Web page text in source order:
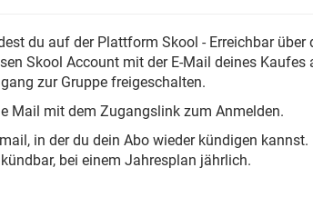
du auf der Plattform Skool - Erreichbar über
Skool Account mit der E-Mail deines Kaufes
zur Gruppe freigeschalten.
Mail mit dem Zugangslink zum Anmelden.
in der du dein Abo wieder kündigen
bei einem Jahresplan jährlich.